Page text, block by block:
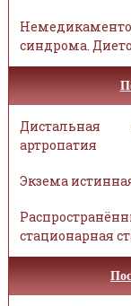
синдрома.
Дистальная
артропатия
Экзема
стационарная